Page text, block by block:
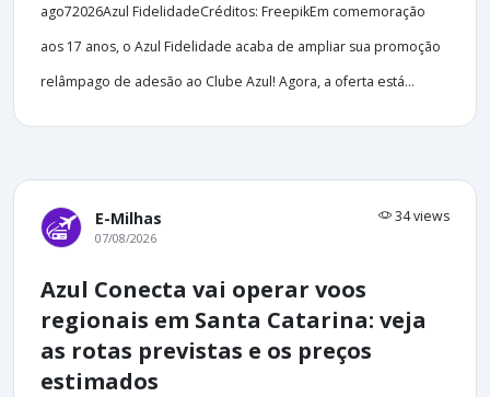
ago72026Azul FidelidadeCréditos: FreepikEm comemoração
aos 17 anos, o Azul Fidelidade acaba de ampliar sua promoção
relâmpago de adesão ao Clube Azul! Agora, a oferta está...
E-Milhas 34 views
07/08/2026
Azul Conecta vai operar voos
regionais em Santa Catarina: veja
as rotas previstas e os preços
estimados